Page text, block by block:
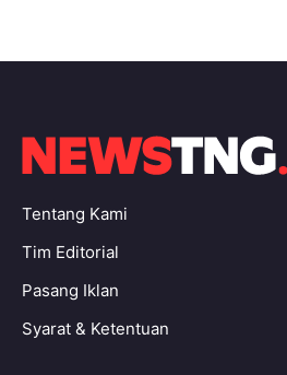
Tentang Kami
Tim Editorial
Pasang Iklan
Syarat & Ketentuan